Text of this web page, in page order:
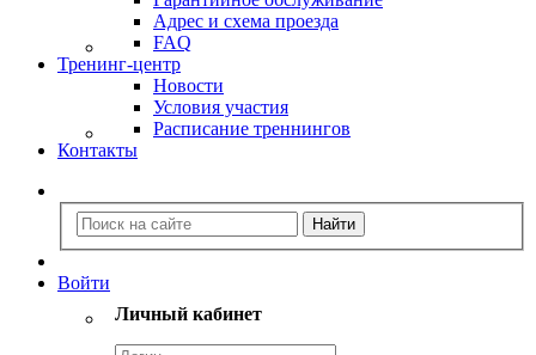
Адрес и схема проезда
FAQ
Тренинг-центр
Новости
Условия участия
Расписание треннингов
Контакты
Войти
Личный кабинет